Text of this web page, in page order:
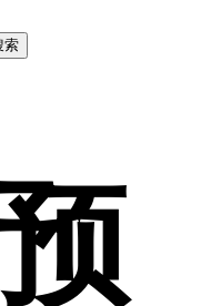
索